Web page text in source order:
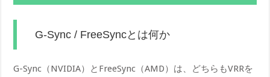
G-Sync / FreeSyncとは何か
G-Sync（NVIDIA）とFreeSync（AMD）は、どちらもVRRを